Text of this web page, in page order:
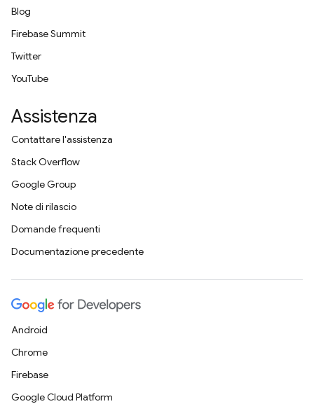
Blog
Firebase Summit
Twitter
YouTube
Assistenza
Contattare l'assistenza
Stack Overflow
Google Group
Note di rilascio
Domande frequenti
Documentazione precedente
Android
Chrome
Firebase
Google Cloud Platform